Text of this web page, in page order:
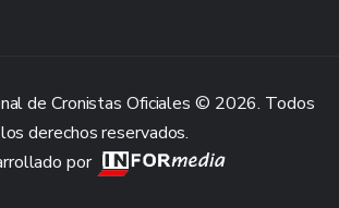
de Cronistas Oficiales © 2026. Todos
los derechos reservados.
por